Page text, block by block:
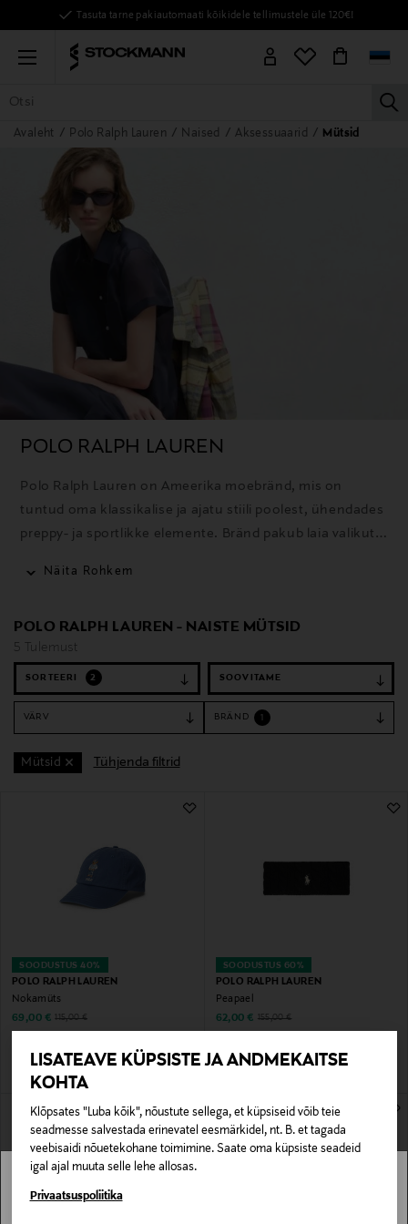
LISATEAVE KÜPSISTE JA ANDMEKAITSE
KOHTA
Klõpsates "Luba kõik", nõustute sellega, et küpsiseid võib teie
seadmesse salvestada erinevatel eesmärkidel, nt. B. et tagada
veebisaidi nõuetekohane toimimine. Saate oma küpsiste seadeid
igal ajal muuta selle lehe allosas.
Privaatsuspoliitika
Tasuta tarne pakiautomaati kõikidele tellimustele üle 120€!
Menu
KÕIK TOOTED NAISED MEHED LAPSED KODU
Avaleht Polo Ralph Lauren Naised Aksessuaarid Mütsid
POLO RALPH LAUREN
Polo Ralph Lauren on Ameerika moebränd, mis on
tuntud oma klassikalise ja ajatu stiili poolest, ühendades
preppy- ja sportlikke elemente. Bränd pakub laia valikut
Näita Rohkem
POLO RALPH LAUREN - NAISTE MÜTSID
5 Tulemust
SORTEERI 2
VÄRV BRÄND
Mütsid Tühjenda filtrid
SOODUSTUS 40%
POLO RALPH LAUREN
Nokamüts
Discounted Price
69,00 € Original Price
115,00 €
SOODUSTUS 60%
POLO RALPH LAUREN
Peapael
Discounted Price
62,00 € Original Price
155,00 €
Stockmann pole Sinu riigis saadaval.